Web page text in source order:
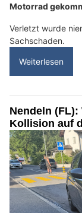
Motorrad
Verletzt wurde
Sachschaden.
Weiterlesen
Nendeln
Kollision auf